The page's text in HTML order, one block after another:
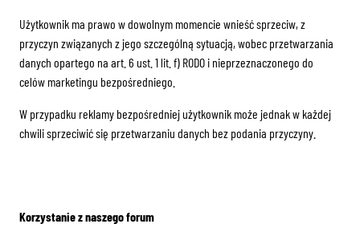
Użytkownik ma prawo w dowolnym momencie wnieść sprzeciw, z
przyczyn związanych z jego szczególną sytuacją, wobec przetwarzania
danych opartego na art. 6 ust. 1 lit. f) RODO i nieprzeznaczonego do
celów marketingu bezpośredniego.
W przypadku reklamy bezpośredniej użytkownik może jednak w każdej
chwili sprzeciwić się przetwarzaniu danych bez podania przyczyny.
Korzystanie z naszego forum